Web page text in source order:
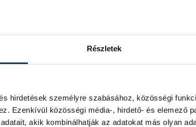
Részletek
hirdetések személyre szabásához, közösségi
Ezenkívül közösségi média-, hirdető- és elemező
akik kombinálhatják az adatokat más olyan
arról beszélt, hogy a
a helyi identitás és a helyi kötődés
Az új irányon belül összesen
programja, s amely a tervek
nemzetközi jó gyakorlattá